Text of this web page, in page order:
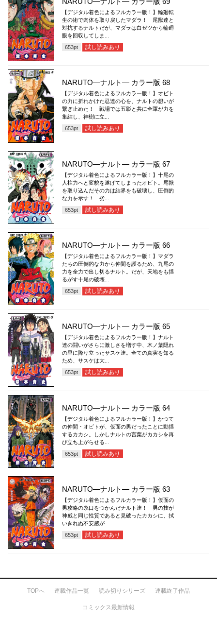
【デジタル着色によるフルカラー版！】輪廻転
生の術で肉体を取り戻したマダラ！ 尾獣達と
対抗するナルトだが、マダラは白ゼツから輪廻
眼を回収してしま...
653pt 試し読みあり
NARUTO―ナルト― カラー版 68
【デジタル着色によるフルカラー版！】オビト
の力に折れかけた忍達の心を、ナルトの想いが
繋ぎ止めた！ 戦場では五影と共に全軍が力を
集結し、神樹に立...
653pt 試し読みあり
NARUTO―ナルト― カラー版 67
【デジタル着色によるフルカラー版！】十尾の
人柱力へと変貌を遂げてしまったオビト。尾獣
を取り込んだその力は結界をも破壊し、圧倒的
な力を示す！ 劣...
653pt 試し読みあり
NARUTO―ナルト― カラー版 66
【デジタル着色によるフルカラー版！】マダラ
たちの圧倒的な力から仲間を護るため、九尾の
力を全力で出し切るナルト。だが、天地をも揺
るがす十尾の破壊...
653pt 試し読みあり
NARUTO―ナルト― カラー版 65
【デジタル着色によるフルカラー版！】ナルト
達の闘いがさらに激しさを増す中、木ノ葉隠れ
の里に降り立ったサスケ達。全ての真実を知る
ため、サスケは大...
653pt 試し読みあり
NARUTO―ナルト― カラー版 64
【デジタル着色によるフルカラー版！】かつて
の仲間・オビトが、仮面の男だったことに動揺
するカカシ。しかしナルトの言葉がカカシを再
び立ち上がらせる...
653pt 試し読みあり
NARUTO―ナルト― カラー版 63
【デジタル着色によるフルカラー版！】仮面の
男攻略の糸口をつかんだナルト達！ 男の技が
神威と同じ性質であると見破ったカカシに、拭
いきれぬ不安感が...
653pt 試し読みあり
TOPへ 連載作品一覧 読み切りシリーズ 連載終了作品
コミックス最新情報